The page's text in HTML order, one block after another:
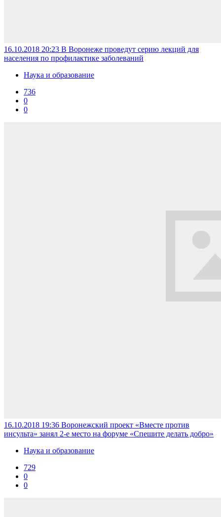
16.10.2018 20:23 В Воронеже проведут серию лекций для
населения по профилактике заболеваний
Наука и образование
736
0
0
16.10.2018 19:36 Воронежский проект «Вместе против
инсульта» занял 2-е место на форуме «Спешите делать добро»
Наука и образование
729
0
0